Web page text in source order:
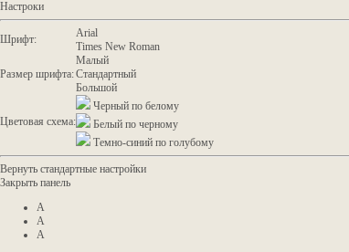
Настроки
Шрифт:
Arial
Times New Roman
Размер шрифта:
Малый
Стандартный
Большой
Цветовая схема:
Черный по белому
Белый по черному
Темно-синий по голубому
Вернуть стандартные настройки
Закрыть панель
A
A
A